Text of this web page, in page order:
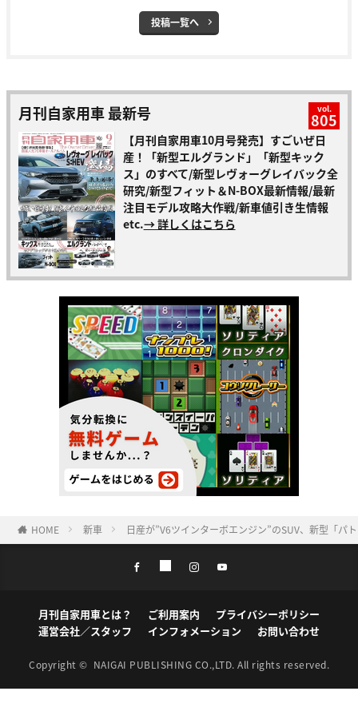
投稿一覧へ
月刊自家用車 最新号 vol.
805
【月刊自家用車10月号発売】すごいぜ日
産！「新型エルグランド」「新型キック
ス」のすべて/新型レヴォーグレイバック全
研究/新型フィット＆N-BOX最新情報/最新
注目モデル攻略大作戦/新車値引き生情報
etc.→ 詳しくはこちら
HOME 新車 日産が”V6ツインターボエンジン”のSUV、新型「パ
月刊自家用車とは？ ご利用案内
プライバシーポリシー
運営会社／スタッフ
インフォメーション お問い合わせ
Copyright © NAIGAI PUBLISHING CO.,LTD. All rights reserved.